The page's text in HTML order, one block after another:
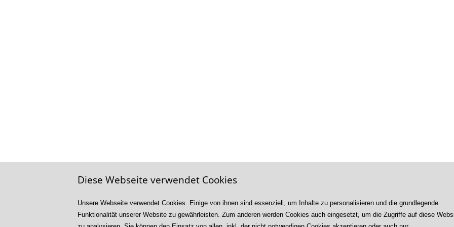
Diese Webseite verwendet Cookies
Unsere Webseite verwendet Cookies. Einige von ihnen sind essenziell, um Inhalte zu personalisieren und die grundlegende
Funktionalität unserer Website zu gewährleisten. Zum anderen werden Cookies auch eingesetzt, um die Zugriffe auf diese